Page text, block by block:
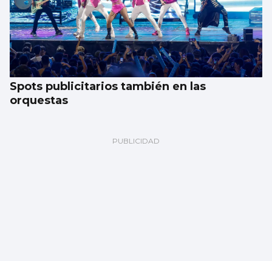
Spots publicitarios también en las
orquestas